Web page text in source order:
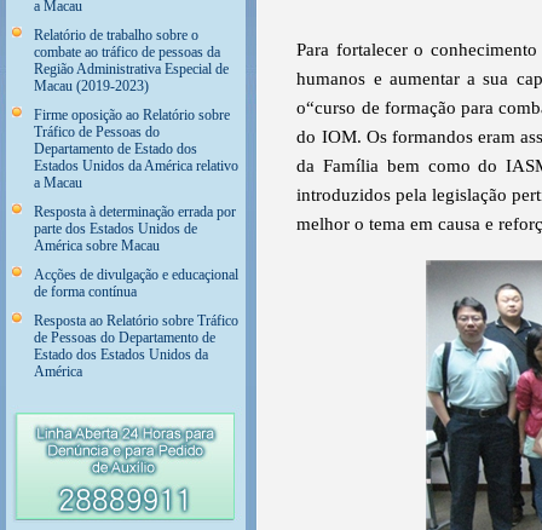
a Macau
Relatório de trabalho sobre o
combate ao tráfico de pessoas da
Região Administrativa Especial de
Macau (2019-2023)
Firme oposição ao Relatório sobre
Tráfico de Pessoas do
Departamento de Estado dos
Estados Unidos da América relativo
a Macau
Resposta à determinação errada por
parte dos Estados Unidos de
América sobre Macau
Acções de divulgação e educaçional
de forma contínua
Resposta ao Relatório sobre Tráfico
de Pessoas do Departamento de
Estado dos Estados Unidos da
América
Para fortalecer o
humanos e aumentar a sua
o“curso de formação para
do IOM. Os formandos eram
da Família bem como do
introduzidos pela legislação
melhor o tema em causa e